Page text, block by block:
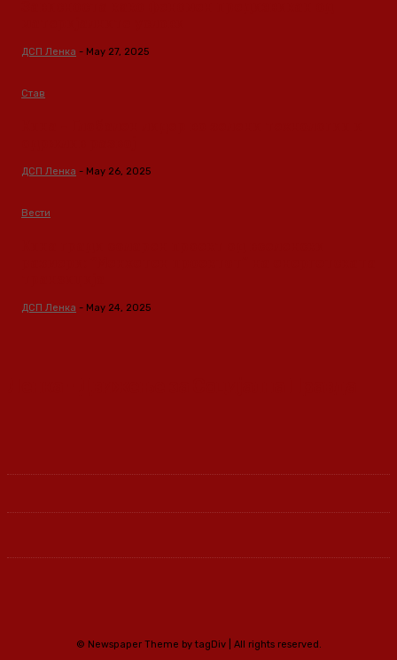
ДСП Ленка - May 27, 2025
Став
ДСП Ленка - May 26, 2025
Вести
ДСП Ленка - May 24, 2025
© Newspaper Theme by tagDiv | All rights reserved.